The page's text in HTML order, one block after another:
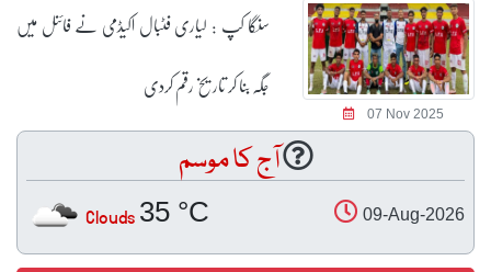
07 Nov 2025
سنگا کپ : لیاری فٹبال اکیڈمی نے فائنل میں
جگہ بنا کر تاریخ رقم کردی
آج کا موسم
09-Aug-2026
35 °C
Clouds